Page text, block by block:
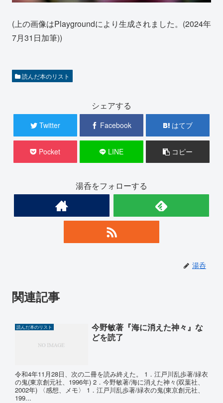
(上の画像はPlaygroundにより生成されました。(2024年
7月31日加筆))
読んだ本のリスト
シェアする
Twitter Facebook はてブ
Pocket LINE コピー
湯呑をフォローする
湯呑
関連記事
読んだ本のリスト
今野敏著『海に消えた神々』な
どを読了
令和4年11月28日、次の二冊を読み終えた。 1．江戸川乱歩著/緑衣
の鬼(東京創元社、1996年) 2．今野敏著/海に消えた神々(双葉社、
2002年) 〈感想、メモ〉 1．江戸川乱歩著/緑衣の鬼(東京創元社、
199...